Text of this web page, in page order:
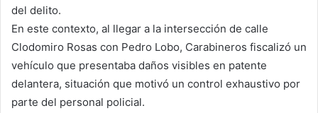
del delito.
En este contexto, al llegar a la intersección de calle
Clodomiro Rosas con Pedro Lobo, Carabineros fiscalizó un
vehículo que presentaba daños visibles en patente
delantera, situación que motivó un control exhaustivo por
parte del personal policial.